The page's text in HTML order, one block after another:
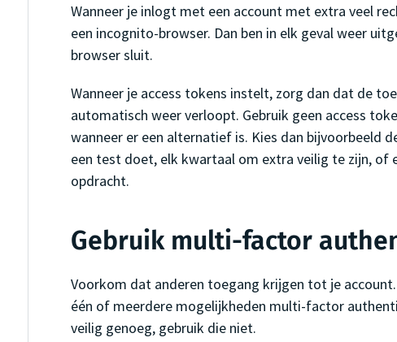
Wanneer je inlogt met een account met extra veel
een incognito-browser. Dan ben in elk geval weer
browser sluit.
Wanneer je access tokens instelt, zorg dan dat de
automatisch weer verloopt. Gebruik geen access
wanneer er een alternatief is. Kies dan bijvoorbeeld
een test doet, elk kwartaal om extra veilig te zijn, of
opdracht.
Gebruik multi-factor
Voorkom dat anderen toegang krijgen tot je
één of meerdere mogelijkheden multi-factor
veilig genoeg, gebruik die niet.